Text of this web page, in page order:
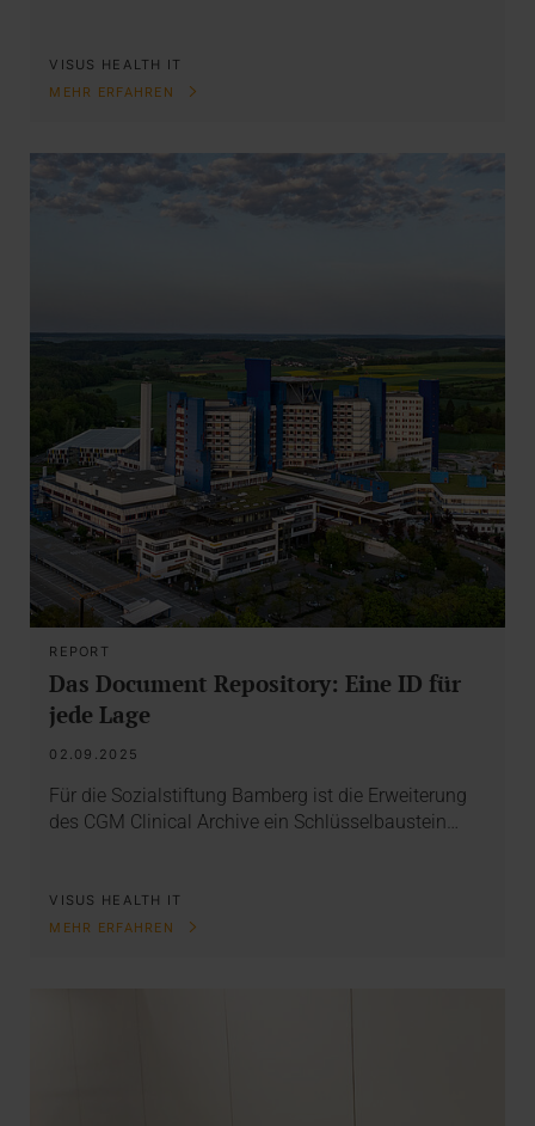
VISUS HEALTH IT
MEHR ERFAHREN
REPORT
Das Document Repository: Eine ID für
jede Lage
02.09.2025
Für die Sozialstiftung Bamberg ist die Erweiterung
des CGM Clinical Archive ein Schlüsselbaustein…
VISUS HEALTH IT
MEHR ERFAHREN